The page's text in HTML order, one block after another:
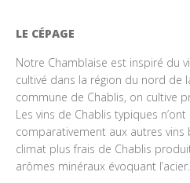
LE CÉPAGE
Notre Chamblaise est inspiré du
cultivé dans la région du nord de
commune de Chablis, on cultive
Les vins de Chablis typiques
comparativement aux autres vins
climat plus frais de Chablis
arômes minéraux évoquant l’acier.